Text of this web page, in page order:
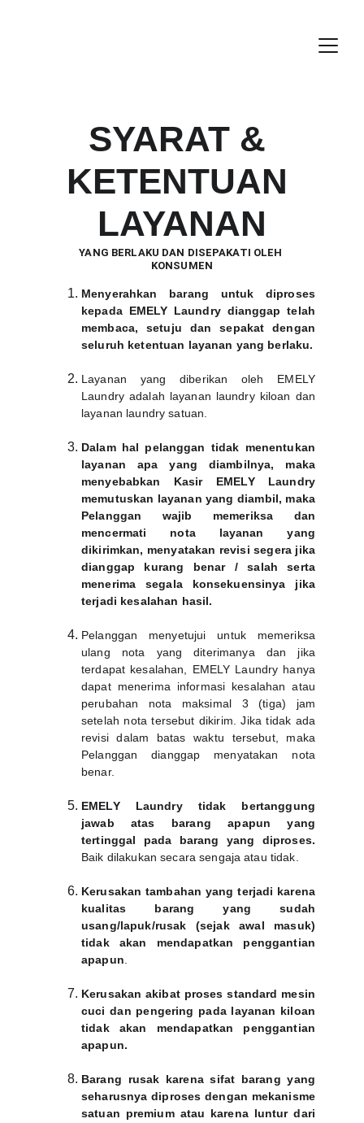
SYARAT &
KETENTUAN
LAYANAN
YANG BERLAKU DAN DISEPAKATI OLEH
KONSUMEN
Menyerahkan barang untuk diproses
kepada EMELY Laundry dianggap telah
membaca, setuju dan sepakat dengan
seluruh ketentuan layanan yang berlaku.
Layanan yang diberikan oleh EMELY
Laundry adalah layanan laundry kiloan dan
layanan laundry satuan.
Dalam hal pelanggan tidak menentukan
layanan apa yang diambilnya, maka
menyebabkan Kasir EMELY Laundry
memutuskan layanan yang diambil, maka
Pelanggan wajib memeriksa dan
mencermati nota layanan yang
dikirimkan, menyatakan revisi segera jika
dianggap kurang benar / salah serta
menerima segala konsekuensinya jika
terjadi kesalahan hasil.
Pelanggan menyetujui untuk memeriksa
ulang nota yang diterimanya dan jika
terdapat kesalahan, EMELY Laundry hanya
dapat menerima informasi kesalahan atau
perubahan nota maksimal 3 (tiga) jam
setelah nota tersebut dikirim. Jika tidak ada
revisi dalam batas waktu tersebut, maka
Pelanggan dianggap menyatakan nota
benar.
EMELY Laundry tidak bertanggung
jawab atas barang apapun yang
tertinggal pada barang yang diproses.
Baik dilakukan secara sengaja atau tidak.
Kerusakan tambahan yang terjadi karena
kualitas barang yang sudah
usang/lapuk/rusak (sejak awal masuk)
tidak akan mendapatkan penggantian
apapun
Kerusakan akibat proses standard mesin
cuci dan pengering pada layanan kiloan
tidak akan mendapatkan penggantian
apapun.
Barang rusak karena sifat barang yang
seharusnya diproses dengan mekanisme
satuan premium atau karena luntur dari